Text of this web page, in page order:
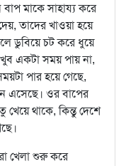
মাকে সাহায্য করে
তাদের খাওয়া হয়ে
ডুবিয়ে চট করে ধুয়ে
একটা সময় পায় না,
পার হয়ে গেছে,
এসেছে। ওর বাপের
থাকে, কিন্তু দেশে
খেলা শুরু করে